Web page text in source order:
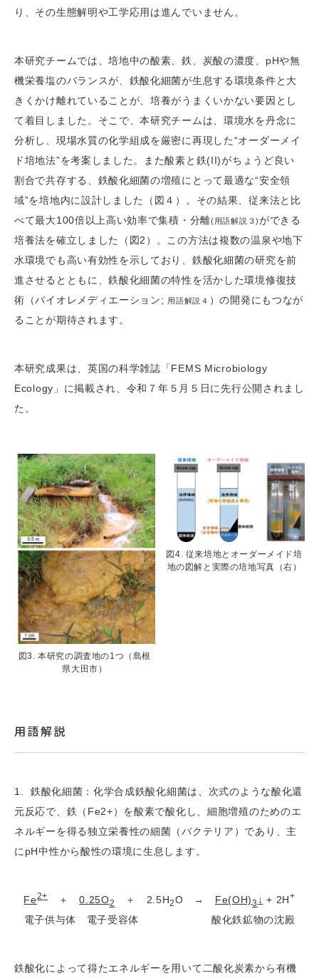
り、その生態解明や工学応用は進んでいません。
本研究チームでは、培地中の酸素、鉄、炭酸の濃度、pHや無
機栄養塩のバランスが、鉄酸化細菌が生息する環境条件と大
きくかけ離れていることが、培養がうまくいかない要因とし
て着目しました。そこで、本研究チームは、環境水を丹念に
分析し、現場水質の化学組成を厳密に再現した“オーダーメイ
ド培地法”を考案しました。また酸素と鉄(II)がちょうど良い
割合で共存する、鉄酸化細菌の増殖にとって最適な“安全領
域”を培地内に設計しました（図４）。その結果、従来法と比
べて最大100倍以上高い効率で集積・分離(用語解説３)ができる
培養法を確立しました（図2）。この方法は複数の温泉や地下
水環境でも高い有効性を示しており、鉄酸化細菌の研究を前
進させるとともに、鉄酸化細菌の特性を活かした環境修復技
術（バイオレメディエーション; 用語解説４ ）の開発にもつなが
ることが期待されます。
本研究成果は、英国の科学雑誌「FEMS Microbiology
Ecology」に掲載され、令和７年５月５日に先行公開されまし
た。
図3. 本研究の調査地の1つ（島根
県大田市）
図4. 従来培地とオーダーメイド培
地の図解と実際の培地写真（右）
用語解説
1. 鉄酸化細菌：化学合成鉄酸化細菌は、次式のような酸化還
元反応で、鉄（Fe2+）を酸素で酸化し、細胞増殖のためのエ
ネルギーを得る独立栄養性の細菌（バクテリア）であり、主
にpH中性から酸性の環境に生息します。
Fe2+＋0.25O2 ＋ 2.5H2O → Fe(OH)3↓ + 2H+
電子供与体 電子受容体 酸化鉄鉱物の沈殿
鉄酸化によって得たエネルギーを用いて二酸化炭素から有機